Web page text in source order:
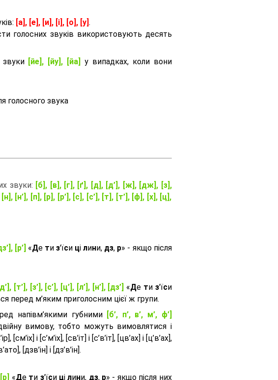
[а], [е], [и], [і], [о], [у] .
голосних звуків використовують десять
[йе], [йу], [йа]
у випадках, коли вони
голосного звука
звуки:
[б], [в], [г], [ґ], [д], [д’], [ж], [дж], [з],
[н’], [п], [р], [р’], [с], [с’], [т], [т’], [ф], [х], [ц],
[р’] «Де тиз'їси цілини, дз, р» - якщо після
[д’], [т’], [з’], [с’], [ц’], [л’], [н’], [дз’] «Де ти з'їси
перед м’яким приголосним цієї ж групи.
напівм’якими губними
[б’, п’, в’, м’, ф’]
вимову, тобто можуть вимовлятися і
[см’іх] і [с’м’іх], [св’іт] і [с’в’іт], [цв’ах] і [ц’в’ах],
[дзв’iн] і [дз’в’iн].
«Де ти з'їси цілини, дз, р» - якщо після них